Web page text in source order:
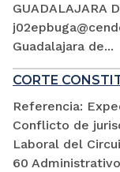
GUADALAJARA
Guadalajara de...
CORTE
Referencia:
Conflicto de
Laboral del
60